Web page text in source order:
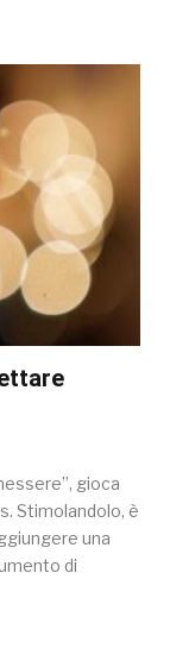
gioca
Stimolandolo, è
una
di